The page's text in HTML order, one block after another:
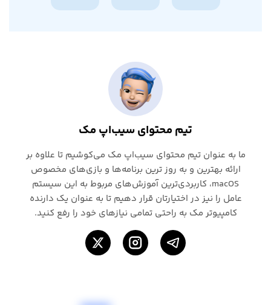
تیم محتوای سیب‌اپ مک
ما به عنوان تیم محتوای سیب‌اپ مک می‌کوشیم تا علاوه بر
ارائه بهترین و به روز ترین برنامه‌ها و بازی‌های مخصوص
macOS، کاربردی‌ترین آموزش‌های مربوط به این سیستم
عامل را نیز در اختیارتان قرار دهیم تا به عنوان یک دارنده
کامپیوتر مک به راحتی تمامی نیازهای خود را رفع کنید.